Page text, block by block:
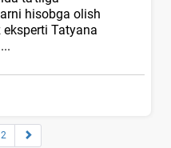
hisobga olish
Tatyana
2